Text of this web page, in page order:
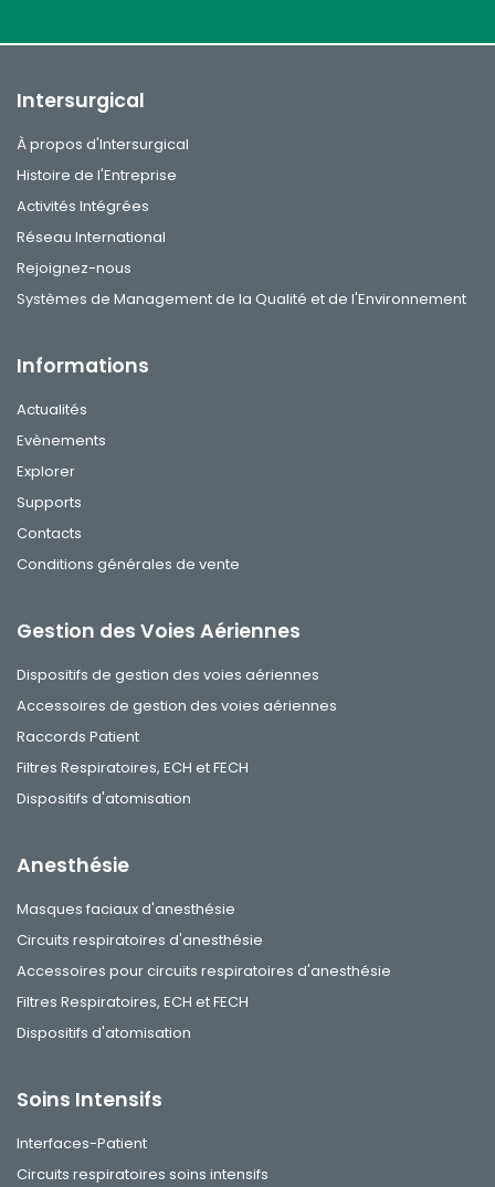
Intersurgical
À propos d'Intersurgical
Histoire de l'Entreprise
Activités Intégrées
Réseau International
Rejoignez-nous
Systèmes de Management de la Qualité et de l'Environnement
Informations
Actualités
Evènements
Explorer
Supports
Contacts
Conditions générales de vente
Gestion des Voies Aériennes
Dispositifs de gestion des voies aériennes
Accessoires de gestion des voies aériennes
Raccords Patient
Filtres Respiratoires, ECH et FECH
Dispositifs d'atomisation
Anesthésie
Masques faciaux d'anesthésie
Circuits respiratoires d'anesthésie
Accessoires pour circuits respiratoires d'anesthésie
Filtres Respiratoires, ECH et FECH
Dispositifs d'atomisation
Soins Intensifs
Interfaces-Patient
Circuits respiratoires soins intensifs